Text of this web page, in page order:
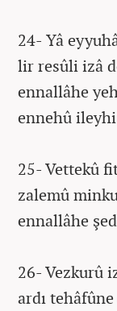
24- Yâ
lir resûli izâ
ennallâhe
ennehû
25- Vettekû
zalemû
ennallâhe
26- Vezkurû
ardı